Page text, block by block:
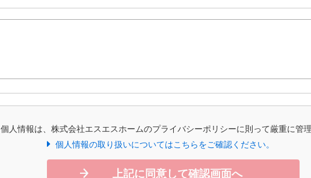
個人情報は、株式会社エスエスホームのプライバシーポリシーに則って厳重に管理
個人情報の取り扱いについてはこちらをご確認ください。
上記に同意して確認画面へ